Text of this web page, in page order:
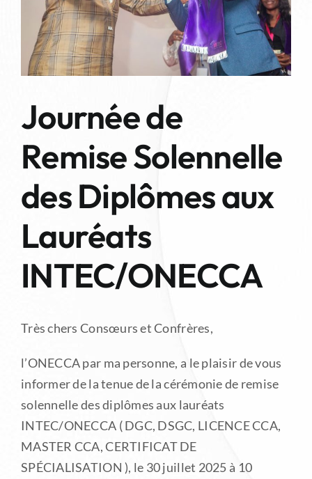
LES SERVICES DE L’ORDRE
Journée de
Remise Solennelle
des Diplômes aux
Lauréats
INTEC/ONECCA
Très chers Consœurs et Confrères,
l’ONECCA par ma personne, a le plaisir de vous
informer de la tenue de la cérémonie de remise
solennelle des diplômes aux lauréats
INTEC/ONECCA ( DGC, DSGC, LICENCE CCA,
MASTER CCA, CERTIFICAT DE
SPÉCIALISATION ), le 30 juillet 2025 à 10